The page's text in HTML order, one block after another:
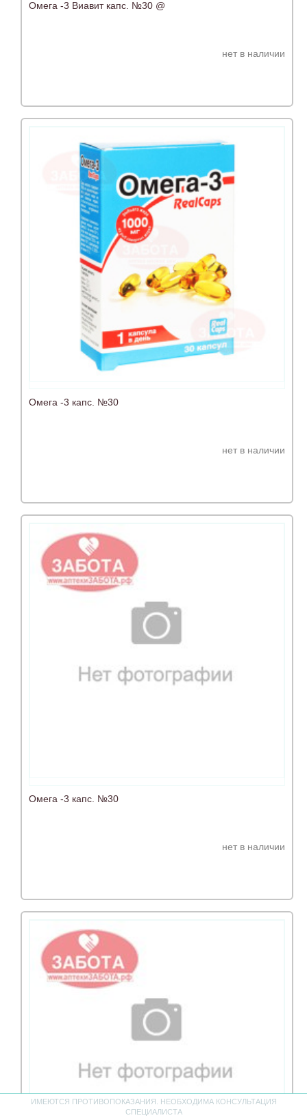
Омега -3 Виавит капс. №30 @
нет в наличии
Омега -3 капс. №30
нет в наличии
Омега -3 капс. №30
нет в наличии
ИМЕЮТСЯ ПРОТИВОПОКАЗАНИЯ. НЕОБХОДИМА КОНСУЛЬТАЦИЯ
СПЕЦИАЛИСТА